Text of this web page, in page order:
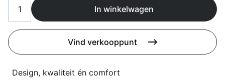
Overig
Deals
Flagship stores
Contact
In winkelwagen
Vind verkooppunt
Design, kwaliteit én comfort